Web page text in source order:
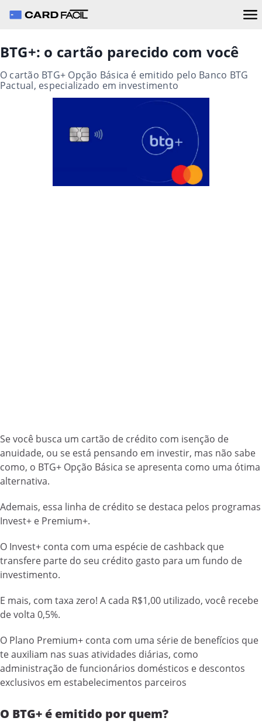
BTG+: o cartão parecido com você
O cartão BTG+ Opção Básica é emitido pelo Banco BTG
Pactual, especializado em investimento
Se você busca um cartão de crédito com isenção de
anuidade, ou se está pensando em investir, mas não sabe
como, o BTG+ Opção Básica se apresenta como uma ótima
alternativa.
Ademais, essa linha de crédito se destaca pelos programas
Invest+ e Premium+.
O Invest+ conta com uma espécie de cashback que
transfere parte do seu crédito gasto para um fundo de
investimento.
E mais, com taxa zero! A cada R$1,00 utilizado, você recebe
de volta 0,5%.
O Plano Premium+ conta com uma série de benefícios que
te auxiliam nas suas atividades diárias, como
administração de funcionários domésticos e descontos
exclusivos em estabelecimentos parceiros
O BTG+ é emitido por quem?